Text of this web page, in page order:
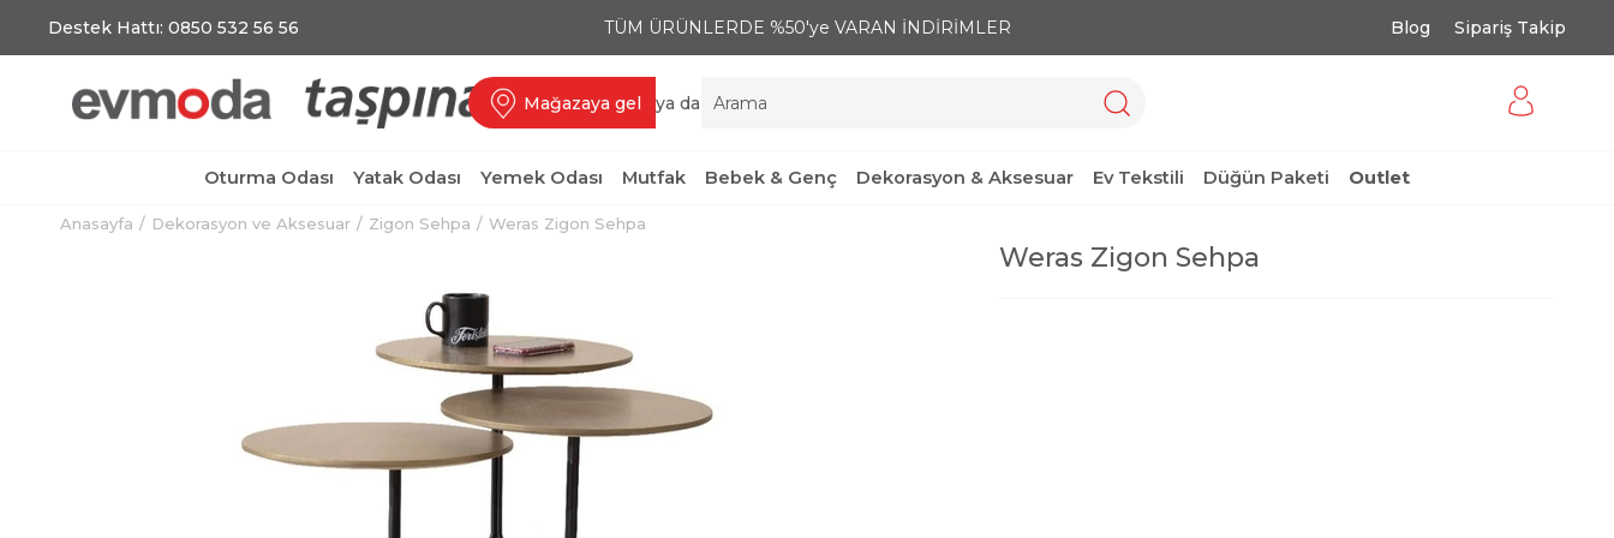
Destek Hattı: 0850 532 56 56 TÜM ÜRÜNLERDE %50'ye VARAN İNDİRİMLER Blog Sipariş Takip
Mağazaya gel ya da
Oturma Odası Yatak Odası Yemek Odası Mutfak Bebek & Genç Dekorasyon & Aksesuar Ev Tekstili Düğün Paketi Outlet
Anasayfa Dekorasyon ve Aksesuar Zigon Sehpa Weras Zigon Sehpa
Weras Zigon Sehpa